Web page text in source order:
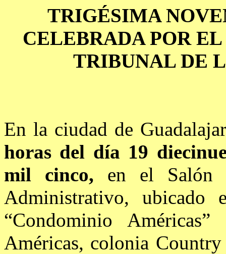
TRIGÉSIMA
CELEBRADA POR
TRIBUNAL DE
En la ciudad de
horas del día 19
mil cinco, en el Salón
Administrativo,
“Condominio
Américas, colonia